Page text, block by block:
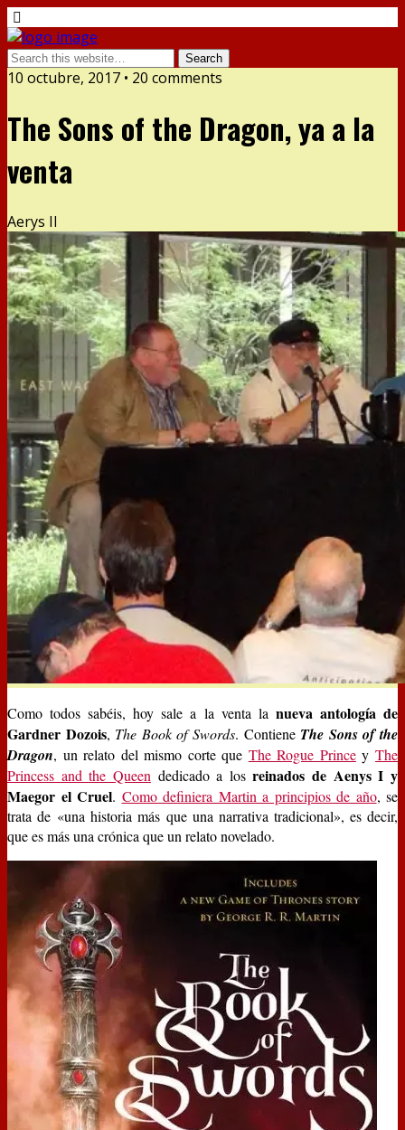
10 octubre, 2017 • 20 comments
The Sons of the Dragon, ya a la
venta
Aerys II
Como todos sabéis, hoy sale a la venta la nueva antología de
Gardner Dozois, The Book of Swords. Contiene The Sons of the
Dragon, un relato del mismo corte que The Rogue PrinceyThe
Princess and the Queen dedicado a losreinados de Aenys I y
Maegor el Cruel. Como definiera Martin a principios de año, se
trata de «una historia más que una narrativa tradicional», es decir,
que es más una crónica que un relato novelado.